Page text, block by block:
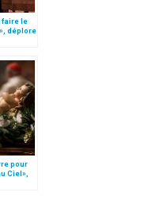
faire le
déplore
pour
Ciel»,